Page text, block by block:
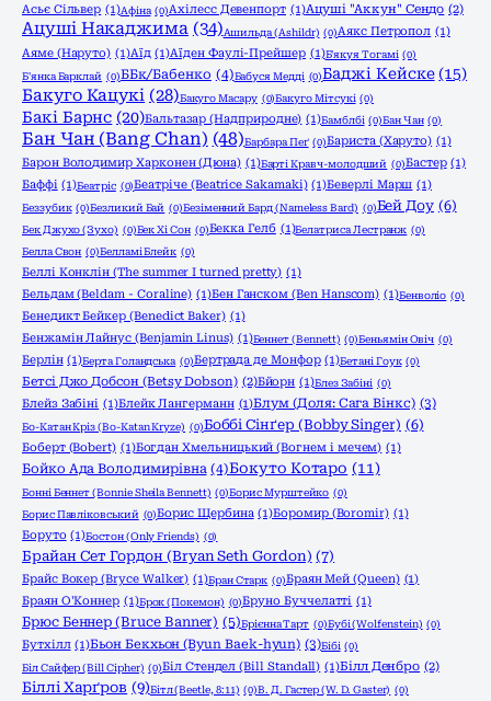
Асьє Сільвер (1)Афіна (0)Ахілесс Девенпорт (1)Ацуші "Аккун" Сендо (2)
Ацуші Накаджима (34)Ашильда (Ashildr) (0)Аякс Петропол (1)
Аяме (Наруто) (1)Аїд (1)Аїден Фаулі-Прейшер (1)Б'якуя Тогамі (0)
Б'янка Барклай (0)ББк/Бабенко (4)Бабуся Медді (0)Баджі Кейске (15)
Бакуго Кацукі (28)Бакуго Масару (0)Бакуго Мітсукі (0)
Бакі Барнс (20)Бальтазар (Надприродне) (1)Бамблбі (0)Бан Чан (0)
Бан Чан (Bang Chan) (48)Барбара Пеґ (0)Бариста (Харуто) (1)
Барон Володимир Харконен (Дюна) (1)Барті Кравч-молодший (0)Бастер (1)
Баффі (1)Беатріс (0)Беатріче (Beatrice Sakamaki) (1)Беверлі Марш (1)
Беззубик (0)Безликий Бай (0)Безіменний Бард (Nameless Bard) (0)Бей Доу (6)
Бек Джухо (Зухо) (0)Бек Хі Сон (0)Бекка Гелб (1)Белатриса Лестранж (0)
Белла Свон (0)Белламі Блейк (0)
Беллі Конклін (The summer I turned pretty) (1)
Бельдам (Beldam - Coraline) (1)Бен Ганском (Ben Hanscom) (1)Бенволіо (0)
Бенедикт Бейкер (Benedict Baker) (1)
Бенжамін Лайнус (Benjamin Linus) (1)Беннет (Bennett) (0)Беньямін Овіч (0)
Берлін (1)Берта Голандська (0)Бертрада де Монфор (1)Бетані Гоук (0)
Бетсі Джо Добсон (Betsy Dobson) (2)Бйорн (1)Блез Забіні (0)
Блейз Забіні (1)Блейк Лангерманн (1)Блум (Доля: Сага Вінкс) (3)
Бо-Катан Кріз (Bo-Katan Kryze) (0)Боббі Сінґер (Bobby Singer) (6)
Боберт (Bobert) (1)Богдан Хмельницький (Вогнем і мечем) (1)
Бойко Ада Володимирівна (4)Бокуто Котаро (11)
Бонні Беннет (Bonnie Sheila Bennett) (0)Борис Мурштейко (0)
Борис Павліковський (0)Борис Щербина (1)Боромир (Boromir) (1)
Боруто (1)Бостон (Only Friends) (0)
Брайан Сет Гордон (Bryan Seth Gordon) (7)
Брайс Вокер (Bryce Walker) (1)Бран Старк (0)Браян Мей (Queen) (1)
Браян О'Коннер (1)Брок (Покемон) (0)Бруно Буччелатті (1)
Брюс Беннер (Bruce Banner) (5)Брієнна Тарт (0)Бубі (Wolfenstein) (0)
Бутхілл (1)Бьон Бекхьон (Byun Baek-hyun) (3)Бібі (0)
Біл Сайфер (Bill Cipher) (0)Біл Стендел (Bill Standall) (1)Білл Денбро (2)
Біллі Харґров (9)Бітл (Beetle, 8:11) (0)В. Д. Гастер (W. D. Gaster) (0)